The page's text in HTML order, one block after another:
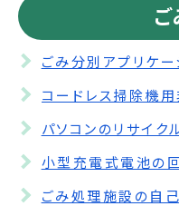
ごみ分別アプリケー
パソコンのリサイク
小型充電式電池の
ごみ処理施設の自